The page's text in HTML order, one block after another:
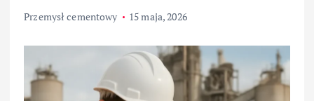
Przemysł cementowy 15 maja, 2026